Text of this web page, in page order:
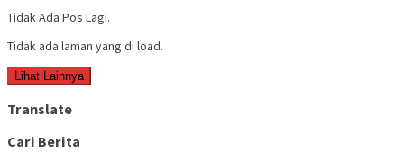
Tidak Ada Pos Lagi.
Tidak ada laman yang di load.
Lihat Lainnya
Translate
Cari Berita